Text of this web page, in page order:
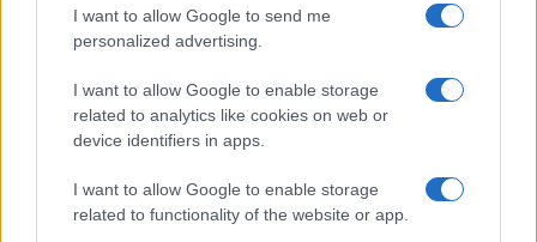
I want to allow Google to send me
personalized advertising.
I want to allow Google to enable storage
related to analytics like cookies on web or
device identifiers in apps.
I want to allow Google to enable storage
related to functionality of the website or app.
Opozorilo:Po 297. členu Kazenskega zakonika je
posameznik kazensko odgovoren za javno spodbujanje
sovraštva, nasilja ali nestrpnosti. Komentarji z žaljivimi,
rasističnimi, diskriminatornimi ali nezakonitimi vsebinami bodo
odstranjeni. Pravila komentiranja →